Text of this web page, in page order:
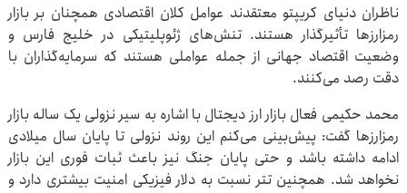
ناظران دنیای کریپتو معتقدند عوامل کلان اقتصادی همچنان بر بازار
رمزارزها تأثیرگذار هستند. تنش‌های ژئوپلیتیکی در خلیج فارس و
وضعیت اقتصاد جهانی از جمله عواملی هستند که سرمایه‌گذاران با
دقت رصد می‌کنند.
محمد حکیمی فعال بازار ارز دیجتال با اشاره به سیر نزولی یک ساله بازار
رمزارزها گفت: پیش‌بینی می‌کنم این روند نزولی تا پایان سال میلادی
ادامه داشته باشد و حتی پایان جنگ نیز باعث ثبات فوری این بازار
نخواهد شد. همچنین تتر نسبت به دلار فیزیکی امنیت بیشتری دارد و